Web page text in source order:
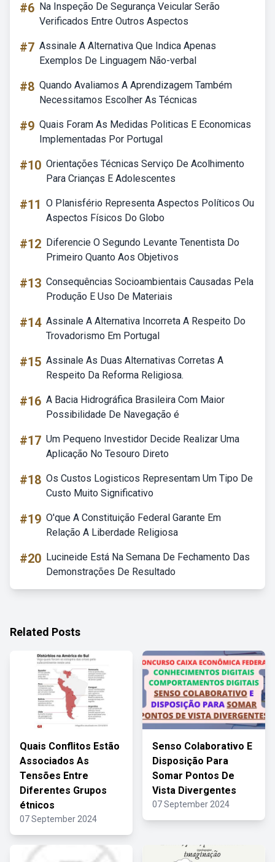
#6 Na Inspeção De Segurança Veicular Serão
Verificados Entre Outros Aspectos
#7 Assinale A Alternativa Que Indica Apenas
Exemplos De Linguagem Não-verbal
#8 Quando Avaliamos A Aprendizagem Também
Necessitamos Escolher As Técnicas
#9 Quais Foram As Medidas Politicas E Economicas
Implementadas Por Portugal
#10 Orientações Técnicas Serviço De Acolhimento
Para Crianças E Adolescentes
#11 O Planisfério Representa Aspectos Políticos Ou
Aspectos Físicos Do Globo
#12 Diferencie O Segundo Levante Tenentista Do
Primeiro Quanto Aos Objetivos
#13 Consequências Socioambientais Causadas Pela
Produção E Uso De Materiais
#14 Assinale A Alternativa Incorreta A Respeito Do
Trovadorismo Em Portugal
#15 Assinale As Duas Alternativas Corretas A
Respeito Da Reforma Religiosa.
#16 A Bacia Hidrográfica Brasileira Com Maior
Possibilidade De Navegação é
#17 Um Pequeno Investidor Decide Realizar Uma
Aplicação No Tesouro Direto
#18 Os Custos Logisticos Representam Um Tipo De
Custo Muito Significativo
#19 O'que A Constituição Federal Garante Em
Relação A Liberdade Religiosa
#20 Lucineide Está Na Semana De Fechamento Das
Demonstrações De Resultado
Related Posts
Quais Conflitos Estão
Associados As
Tensões Entre
Diferentes Grupos
étnicos
07 September 2024
Senso Colaborativo E
Disposição Para
Somar Pontos De
Vista Divergentes
07 September 2024